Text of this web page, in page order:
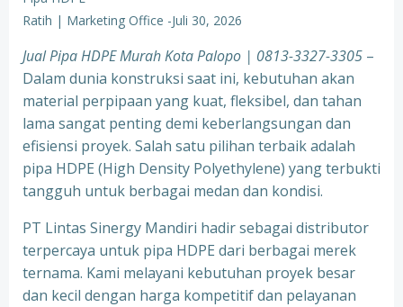
Ratih | Marketing Office -Juli 30, 2026
Jual Pipa HDPE Murah Kota Palopo | 0813-3327-3305 –
Dalam dunia konstruksi saat ini, kebutuhan akan
material perpipaan yang kuat, fleksibel, dan tahan
lama sangat penting demi keberlangsungan dan
efisiensi proyek. Salah satu pilihan terbaik adalah
pipa HDPE (High Density Polyethylene) yang terbukti
tangguh untuk berbagai medan dan kondisi.
PT Lintas Sinergy Mandiri hadir sebagai distributor
terpercaya untuk pipa HDPE dari berbagai merek
ternama. Kami melayani kebutuhan proyek besar
dan kecil dengan harga kompetitif dan pelayanan